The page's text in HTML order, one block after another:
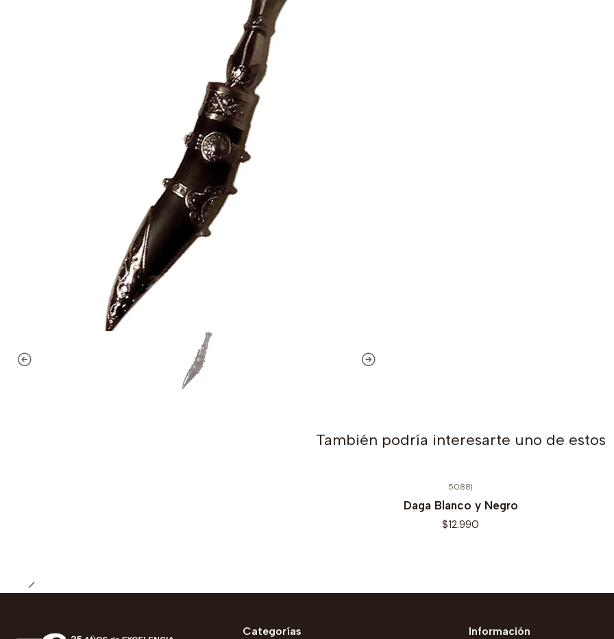
También podría interesarte uno de estos
5088|
Daga Blanco y Negro
$12.990
Categorías Información